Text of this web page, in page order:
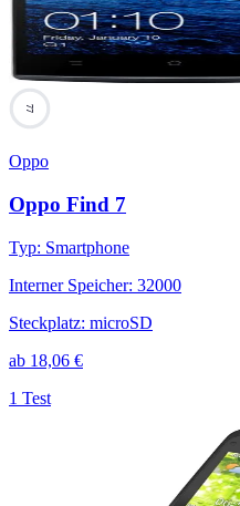
77
Oppo
Oppo Find 7
Typ: Smartphone
Interner Speicher: 32000
Steckplatz: microSD
ab 18,06 €
1 Test